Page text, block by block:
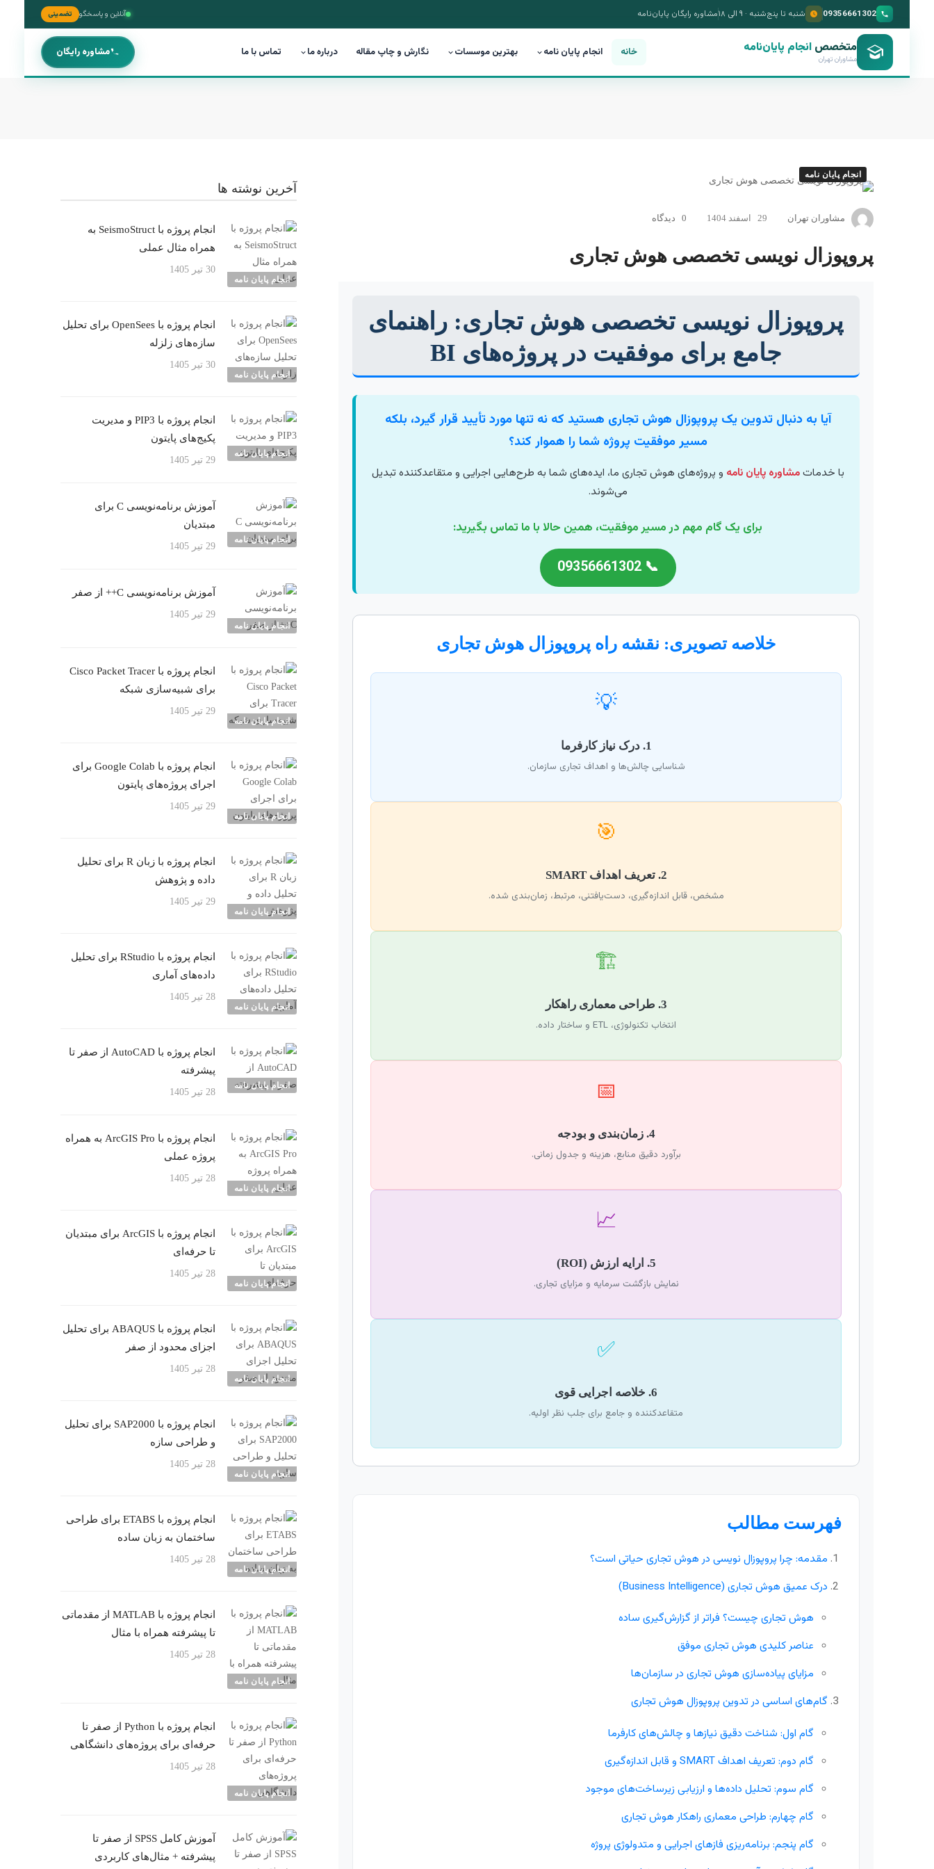
09356661302 شنبه تا پنج‌شنبه · ۹ الی ۱۸ مشاوره رایگان پایان‌نامه آنلاین و پاسخگو تضمینی
متخصص انجام پایان‌نامه
مشاوران تهران خانه انجام پایان نامه بهترین موسسات نگارش و چاپ مقاله درباره ما تماس با ما مشاوره رایگان
پروپوزال
نویسی
تخصصی
تجاری
انجام پایان نامه
مشاوران تهران 29 اسفند 1404 0 دیدگاه
پروپوزال نویسی تخصصی هوش تجاری
پروپوزال نویسی تخصصی هوش تجاری: راهنمای
جامع برای موفقیت در پروژه‌های BI
آیا به دنبال تدوین یک پروپوزال هوش تجاری هستید که نه تنها مورد تأیید قرار گیرد، بلکه
مسیر موفقیت پروژه شما را هموار کند؟
با خدماتمشاوره پایان نامه و پروژه‌های هوش تجاری ما، ایده‌های شما به طرح‌هایی اجرایی و متقاعدکننده تبدیل
می‌شوند.
برای یک گام مهم در مسیر موفقیت، همین حالا با ما تماس بگیرید:
📞 09356661302
خلاصه تصویری: نقشه راه پروپوزال هوش تجاری
💡
1. درک نیاز کارفرما
شناسایی چالش‌ها و اهداف تجاری سازمان.
🎯
2. تعریف اهداف SMART
مشخص، قابل اندازه‌گیری، دست‌یافتنی، مرتبط، زمان‌بندی شده.
🏗️
3. طراحی معماری راهکار
انتخاب تکنولوژی، ETL و ساختار داده.
📅
4. زمان‌بندی و بودجه
برآورد دقیق منابع، هزینه و جدول زمانی.
📈
5. ارایه ارزش (ROI)
نمایش بازگشت سرمایه و مزایای تجاری.
✅
6. خلاصه اجرایی قوی
متقاعدکننده و جامع برای جلب نظر اولیه.
فهرست مطالب
مقدمه: چرا پروپوزال نویسی در هوش تجاری حیاتی است؟
درک عمیق هوش تجاری (Business Intelligence)
هوش تجاری چیست؟ فراتر از گزارش‌گیری ساده
عناصر کلیدی هوش تجاری موفق
مزایای پیاده‌سازی هوش تجاری در سازمان‌ها
گام‌های اساسی در تدوین پروپوزال هوش تجاری
گام اول: شناخت دقیق نیازها و چالش‌های کارفرما
گام دوم: تعریف اهداف SMART و قابل اندازه‌گیری
گام سوم: تحلیل داده‌ها و ارزیابی زیرساخت‌های موجود
گام چهارم: طراحی معماری راهکار هوش تجاری
گام پنجم: برنامه‌ریزی فازهای اجرایی و متدولوژی پروژه
آخرین نوشته ها
انجام پایان نامه
انجام پروژه با SeismoStruct به
همراه مثال عملی
30 تیر 1405
انجام پایان نامه
انجام پروژه با OpenSees برای تحلیل
سازه‌های زلزله
30 تیر 1405
انجام پایان نامه
انجام پروژه با PIP3 و مدیریت
پکیج‌های پایتون
29 تیر 1405
انجام پایان نامه
آموزش برنامه‌نویسی C برای
مبتدیان
29 تیر 1405
انجام پایان نامه
آموزش برنامه‌نویسی C++ از صفر
29 تیر 1405
انجام پایان نامه
انجام پروژه با Cisco Packet Tracer
برای شبیه‌سازی شبکه
29 تیر 1405
انجام پایان نامه
انجام پروژه با Google Colab برای
اجرای پروژه‌های پایتون
29 تیر 1405
انجام پایان نامه
انجام پروژه با زبان R برای تحلیل
داده و پژوهش
29 تیر 1405
انجام پایان نامه
انجام پروژه با RStudio برای تحلیل
داده‌های آماری
28 تیر 1405
انجام پایان نامه
انجام پروژه با AutoCAD از صفر تا
پیشرفته
28 تیر 1405
انجام پایان نامه
انجام پروژه با ArcGIS Pro به همراه
پروژه عملی
28 تیر 1405
انجام پایان نامه
انجام پروژه با ArcGIS برای مبتدیان
تا حرفه‌ای
28 تیر 1405
انجام پایان نامه
انجام پروژه با ABAQUS برای تحلیل
اجزای محدود از صفر
28 تیر 1405
انجام پایان نامه
انجام پروژه با SAP2000 برای تحلیل
و طراحی سازه
28 تیر 1405
انجام پایان نامه
انجام پروژه با ETABS برای طراحی
ساختمان به زبان ساده
28 تیر 1405
انجام پایان نامه
انجام پروژه با MATLAB از مقدماتی
تا پیشرفته همراه با مثال
28 تیر 1405
انجام پایان نامه
انجام پروژه با Python از صفر تا
حرفه‌ای برای پروژه‌های دانشگاهی
28 تیر 1405
آموزش کامل SPSS از صفر تا
پیشرفته + مثال‌های کاربردی